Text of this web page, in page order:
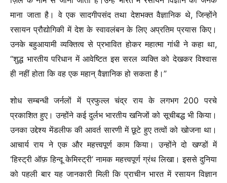
माना जाता है। वे एक सादगीपसंद तथा देशभक्त वैज्ञानिक थे, जिन्होंने
रसायन प्रौद्योगिकी में देश के स्वावलंबन के लिए अप्रतिम प्रयास किए।
उनके बहुआयामी व्यक्तित्व से प्रभावित होकर महात्मा गांधी ने कहा था,
“शुद्ध भारतीय परिधान में आवेष्टित इस सरल व्यक्ति को देखकर विश्वास
ही नहीं होता कि वह एक महान् वैज्ञानिक हो सकता है।”
शोध सम्बन्धी जर्नलों में प्रफुल्ल चंद्र राय के लगभग 200 परचे
प्रकाशित हुए। उन्होंने कई दुर्लभ भारतीय खनिजों को सूचीबद्ध भी किया।
उनका उद्देश्य मेंडलीफ की आवर्त सारणी में छूटे हुए तत्वों को खोजना था।
आचार्य राय ने एक और महत्त्वपूर्ण काम किया। उन्होंने दो खण्डों में
‘हिस्ट्री ऑफ़ हिन्दू केमिस्ट्री’ नामक महत्त्वपूर्ण ग्रंथ लिखा। इससे दुनिया
को पहली बार यह जानकारी मिली कि प्राचीन भारत में रसायन विज्ञान